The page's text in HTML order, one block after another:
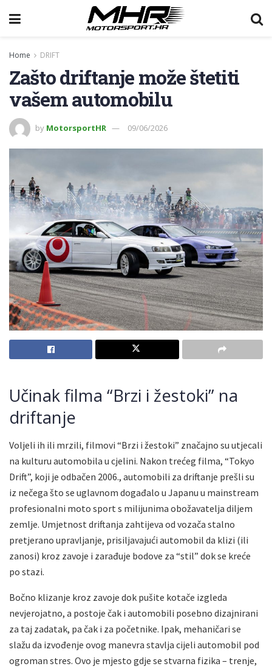
Home DRIFT
Zašto driftanje može štetiti
vašem automobilu
by MotorsportHR 09/06/2026
Učinak filma “Brzi i žestoki” na
driftanje
Voljeli ih ili mrzili, filmovi “Brzi i žestoki” značajno su utjecali
na kulturu automobila u cjelini. Nakon trećeg filma, “Tokyo
Drift”, koji je odbačen 2006., automobili za driftanje prešli su
iz nečega što se uglavnom događalo u Japanu u mainstream
profesionalni moto sport s milijunima obožavatelja diljem
zemlje. Umjetnost driftanja zahtijeva od vozača stalno
pretjerano upravljanje, prisiljavajući automobil da klizi (ili
zanosi) kroz zavoje i zarađuje bodove za “stil” dok se kreće
po stazi.
Bočno klizanje kroz zavoje dok pušite kotače izgleda
nevjerojatno, a postoje čak i automobili posebno dizajnirani
za taj zadatak, pa čak i za početnike. Ipak, mehaničari se
slažu da izvođenje ovog manevra stavlja cijeli automobil pod
ogroman stres. Ovo je mjesto gdje se stvarna fizika – trenje,